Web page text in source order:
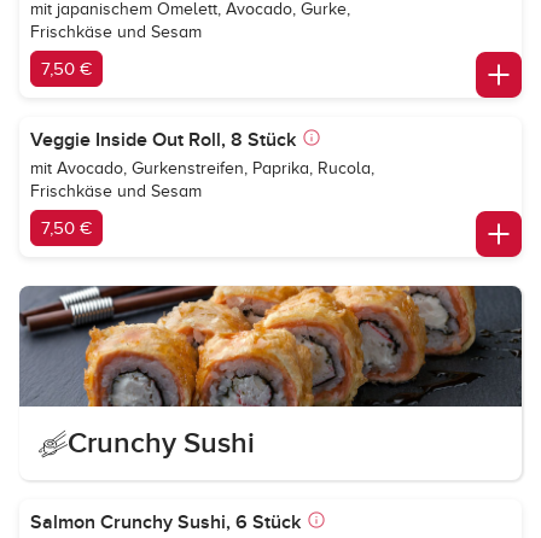
mit japanischem Omelett, Avocado, Gurke,
Frischkäse und Sesam
7,50 €
Veggie Inside Out Roll, 8 Stück
mit Avocado, Gurkenstreifen, Paprika, Rucola,
Frischkäse und Sesam
7,50 €
Crunchy Sushi
Salmon Crunchy Sushi, 6 Stück